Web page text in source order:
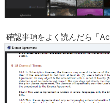
確認事項をよく読んだら「